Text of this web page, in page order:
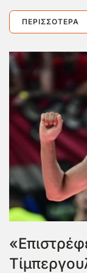
ΠΕΡΙΣΣΌΤΕΡΑ